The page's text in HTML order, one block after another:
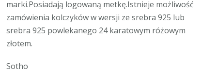
marki.Posiadają logowaną metkę.Istnieje możliwość
zamówienia kolczyków w wersji ze srebra 925 lub
srebra 925 powlekanego 24 karatowym różowym
złotem.
Sotho